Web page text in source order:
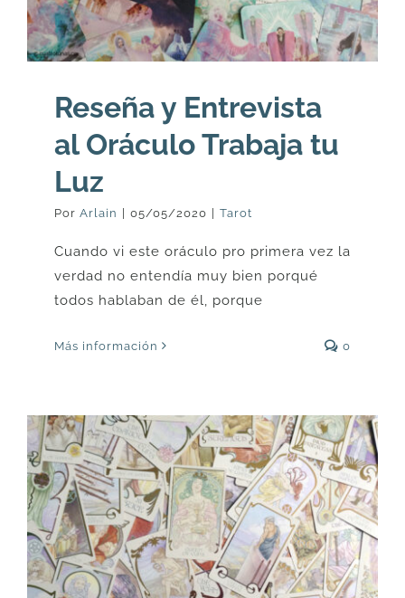
Reseña y Entrevista
al Oráculo Trabaja tu
Luz
Por Arlain 05/05/2020 Tarot
Cuando vi este oráculo pro primera vez la
verdad no entendía muy bien porqué
todos hablaban de él, porque
Más información 0